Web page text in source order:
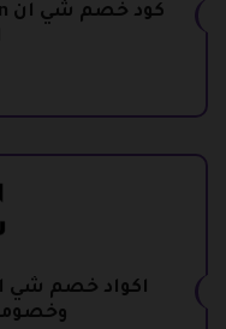
اكواد خصم شي